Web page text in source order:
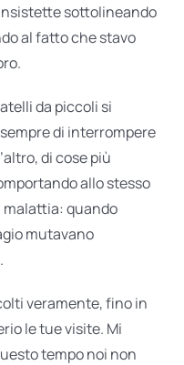
sottolineando
al fatto che stavo
da piccoli si
di interrompere
di cose più
allo stesso
malattia: quando
mutavano
veramente, fino in
le tue visite. Mi
tempo noi non